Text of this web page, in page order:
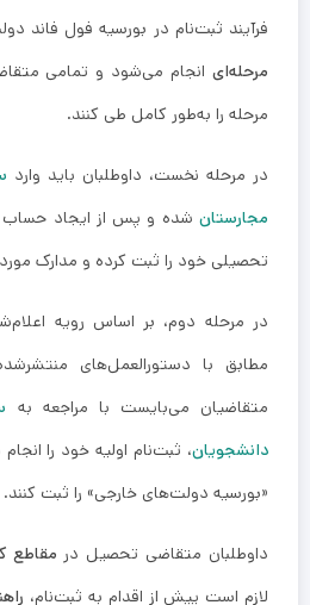
فرآیند ثبت‌نام در بورسیه فول فاند
مرحله‌ای انجام می‌شود و تمامی
مرحله را به‌طور کامل طی کنند.
در مرحله نخست، داوطلبان باید وارد
مجارستان شده و پس از ایجاد حساب
تحصیلی خود را ثبت کرده و مدارک مورد
در مرحله دوم، بر اساس رویه
مطابق با دستورالعمل‌های
متقاضیان می‌بایست با مراجعه به
دانشجویان، ثبت‌نام اولیه خود را
«بورسیه دولت‌های خارجی» را ثبت کنند.
داوطلبان متقاضی تحصیل در مقاطع
لازم است پیش از اقدام به ثبت‌نام،